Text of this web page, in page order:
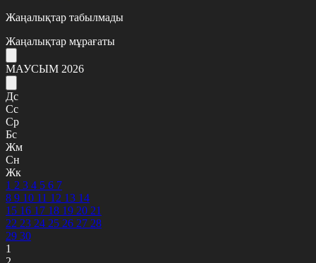
Жаңалықтар табылмады
Жаңалықтар мұрағаты
МАУСЫМ 2026
Дс
Сс
Ср
Бс
Жм
Сн
Жк
1 2 3 4 5 6 7
8 9 10 11 12 13 14
15 16 17 18 19 20 21
22 23 24 25 26 27 28
29 30
1